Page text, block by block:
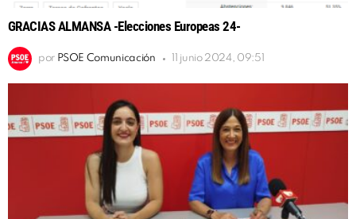
GRACIAS ALMANSA -Elecciones Europeas 24-
por PSOE Comunicación 11 junio 2024, 09:51